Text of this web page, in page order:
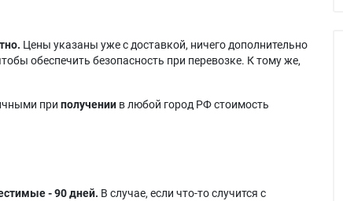
Цены указаны уже с доставкой, ничего дополнительно
обеспечить безопасность при перевозке. К тому же,
при получении в любой город РФ стоимость
- 90 дней. В случае, если что-то случится с